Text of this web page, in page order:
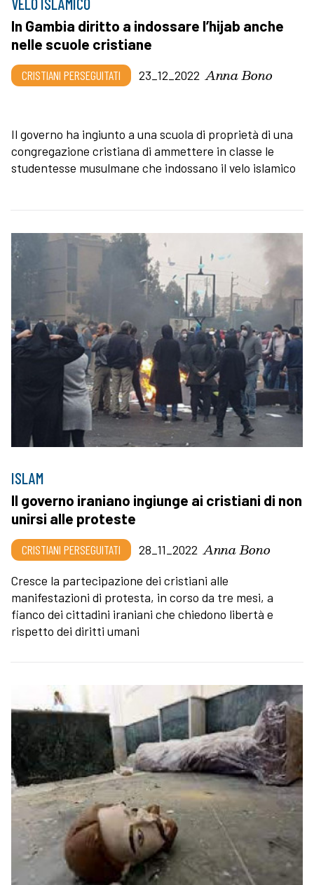
In Gambia diritto a indossare l’hijab anche
nelle scuole cristiane
CRISTIANI PERSEGUITATI 23_12_2022 Anna Bono
Il governo ha ingiunto a una scuola di proprietà di una
congregazione cristiana di ammettere in classe le
studentesse musulmane che indossano il velo islamico
ISLAM
Il governo iraniano ingiunge ai cristiani di non
unirsi alle proteste
CRISTIANI PERSEGUITATI 28_11_2022 Anna Bono
Cresce la partecipazione dei cristiani alle
manifestazioni di protesta, in corso da tre mesi, a
fianco dei cittadini iraniani che chiedono libertà e
rispetto dei diritti umani